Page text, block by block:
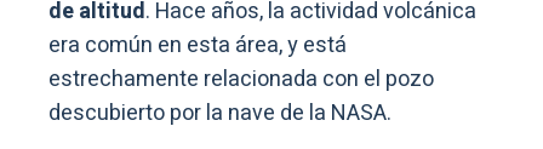
de altitud. Hace años, la actividad volcánica
era común en esta área, y está
estrechamente relacionada con el pozo
descubierto por la nave de la NASA.